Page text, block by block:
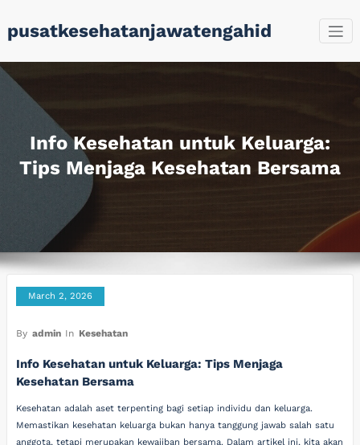
to
content
pusatkesehatanjawatengahid
Info Kesehatan untuk Keluarga:
Tips Menjaga Kesehatan Bersama
March 2, 2026
By admin In Kesehatan
Info Kesehatan untuk Keluarga: Tips Menjaga
Kesehatan Bersama
Kesehatan adalah aset terpenting bagi setiap individu dan keluarga.
Memastikan kesehatan keluarga bukan hanya tanggung jawab salah satu
anggota, tetapi merupakan kewajiban bersama. Dalam artikel ini, kita akan